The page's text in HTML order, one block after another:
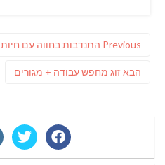
Previous
Previous
התנדבות בחווה עם חיות
הבאפוסט
זוג מחפש עבודה + מגורים